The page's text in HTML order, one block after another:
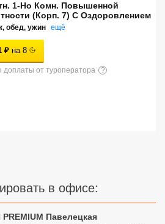
1-Но Комн. Повышенной
(Корп. 7) С Оздоровлением
обед, ужин ещё
₽ на 8
доплаты от туроператора ?
в офисе:
PREMIUM Павелецкая